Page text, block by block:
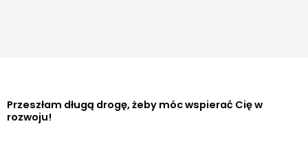
Przeszłam długą drogę, żeby móc wspierać Cię w
rozwoju!